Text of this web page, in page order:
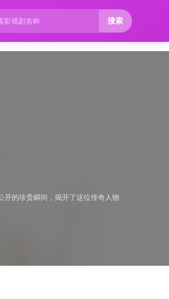
搜索
开的珍贵瞬间，揭开了这位传奇人物